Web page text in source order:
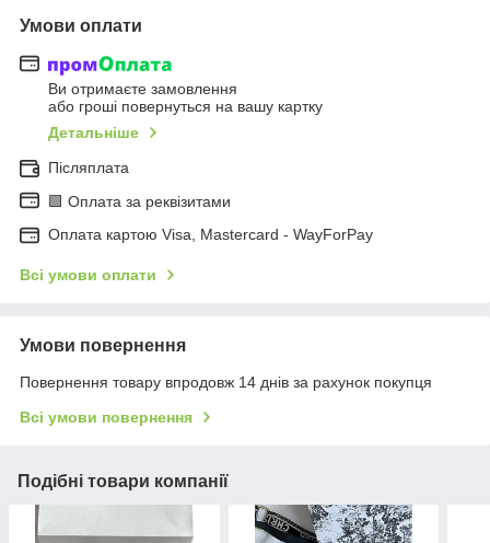
Умови оплати
Ви отримаєте замовлення
або гроші повернуться на вашу картку
Детальніше
Післяплата
🟩 Оплата за реквізитами
Оплата картою Visa, Mastercard - WayForPay
Всі умови оплати
Умови повернення
Повернення товару впродовж 14 днів за рахунок покупця
Всі умови повернення
Подібні товари компанії